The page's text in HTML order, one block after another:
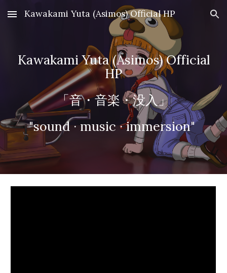
Skip to main content Skip to navigation
Kawakami Yuta (Asimos) Official HP
Kawakami Yuta (Asimos) Official
HP
「音・音楽・没入」
"sound · music · immersion"